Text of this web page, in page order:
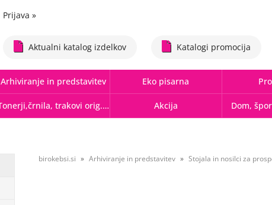
Prijava »
Aktualni katalog izdelkov Katalogi promocija
Arhiviranje in predstavitev Eko pisarna
Tonerji,črnila, trakovi orig.-rec. Akcija Dom,
birokebsi.si Arhiviranje in predstavitev Stojala in nosilci za